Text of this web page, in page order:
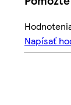
Napísať